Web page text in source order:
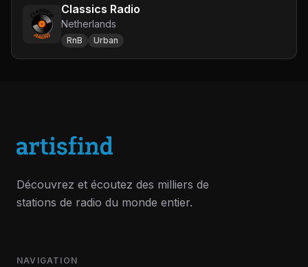
Classics Radio
Netherlands
RnB Urban
Découvrez et écoutez des milliers de
stations de radio du monde entier.
NAVIGATION